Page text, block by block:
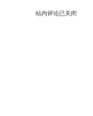
站内评论已关闭